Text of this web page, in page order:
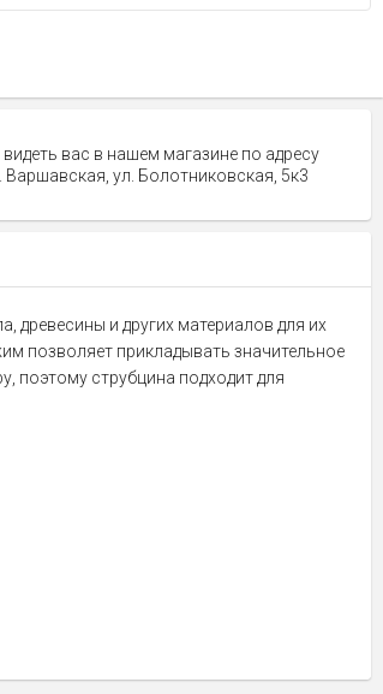
видеть вас в нашем магазине по адресу
Варшавская, ул. Болотниковская, 5к3
древесины и других материалов для их
позволяет прикладывать значительное
поэтому струбцина подходит для